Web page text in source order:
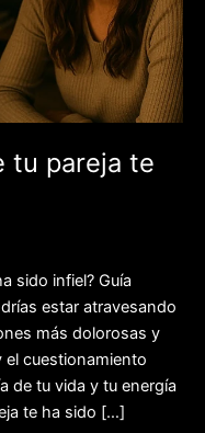
tu pareja te
sido infiel? Guía
estar atravesando
más dolorosas y
el cuestionamiento
de tu vida y tu energía
te ha sido […]